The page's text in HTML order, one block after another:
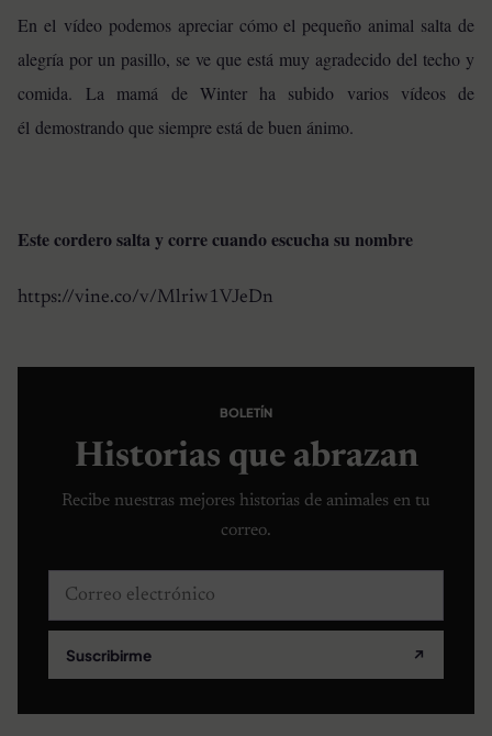
En el vídeo podemos apreciar cómo el pequeño animal salta de
alegría por un pasillo, se ve que está muy agradecido del techo y
comida. La mamá de Winter ha subido varios vídeos de
él demostrando que siempre está de buen ánimo.
Este cordero salta y corre cuando escucha su nombre
https://vine.co/v/Mlriw1VJeDn
BOLETÍN
Historias que abrazan
Recibe nuestras mejores historias de animales en tu
correo.
Correo electrónico
Suscribirme ↗